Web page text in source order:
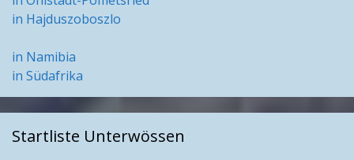
in Hajduszoboszlo
in Namibia
in Südafrika
Startliste Unterwössen